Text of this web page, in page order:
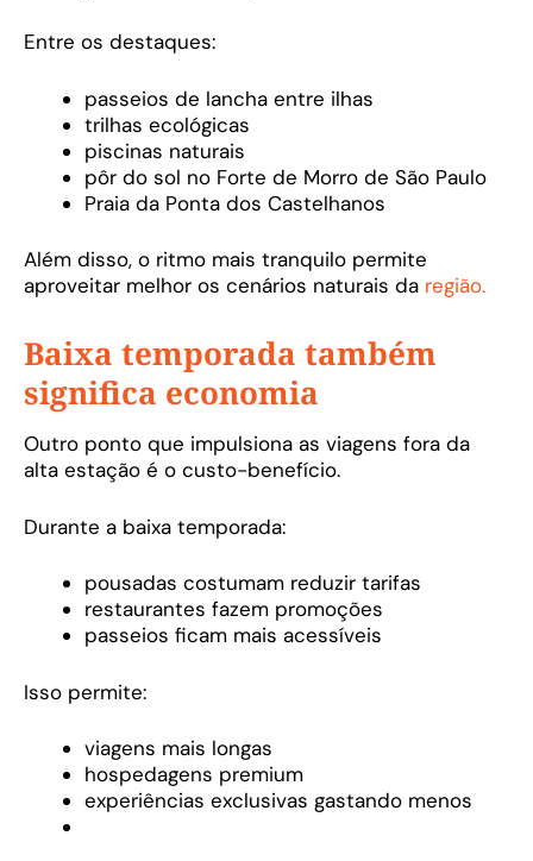
Entre os destaques:
passeios de lancha entre ilhas
trilhas ecológicas
piscinas naturais
pôr do sol no Forte de Morro de São Paulo
Praia da Ponta dos Castelhanos
Além disso, o ritmo mais tranquilo permite
aproveitar melhor os cenários naturais da região.
Baixa temporada também
significa economia
Outro ponto que impulsiona as viagens fora da
alta estação é o custo-benefício.
Durante a baixa temporada:
pousadas costumam reduzir tarifas
restaurantes fazem promoções
passeios ficam mais acessíveis
Isso permite:
viagens mais longas
hospedagens premium
experiências exclusivas gastando menos